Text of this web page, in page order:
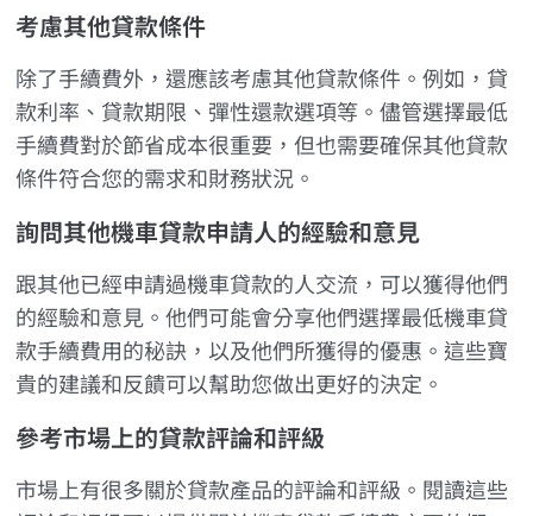
考慮其他貸款條件
除了手續費外，還應該考慮其他貸款條件。例如，貸
款利率、貸款期限、彈性還款選項等。儘管選擇最低
手續費對於節省成本很重要，但也需要確保其他貸款
條件符合您的需求和財務狀況。
詢問其他機車貸款申請人的經驗和意見
跟其他已經申請過機車貸款的人交流，可以獲得他們
的經驗和意見。他們可能會分享他們選擇最低機車貸
款手續費用的秘訣，以及他們所獲得的優惠。這些寶
貴的建議和反饋可以幫助您做出更好的決定。
參考市場上的貸款評論和評級
市場上有很多關於貸款產品的評論和評級。閱讀這些